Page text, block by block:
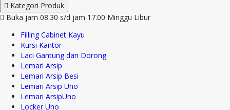
Kategori Produk
Buka jam 08.30 s/d jam 17.00 Minggu Libur
Filling Cabinet Kayu
Kursi Kantor
Laci Gantung dan Dorong
Lemari Arsip
Lemari Arsip Besi
Lemari Arsip Uno
Lemari ArsipUno
Locker Uno